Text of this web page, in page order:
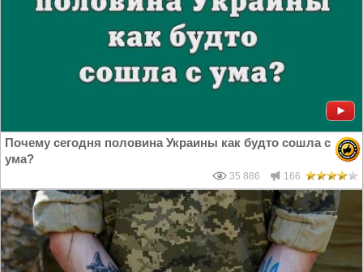
Почему сегодня половина Украины как будто сошла с
ума?
35 886 166